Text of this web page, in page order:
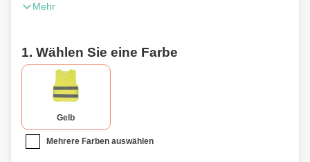
aus festem, aber leichtem Polyester, wodurch die Weste
Mehr
1. Wählen Sie eine Farbe
Gelb
Mehrere Farben auswählen